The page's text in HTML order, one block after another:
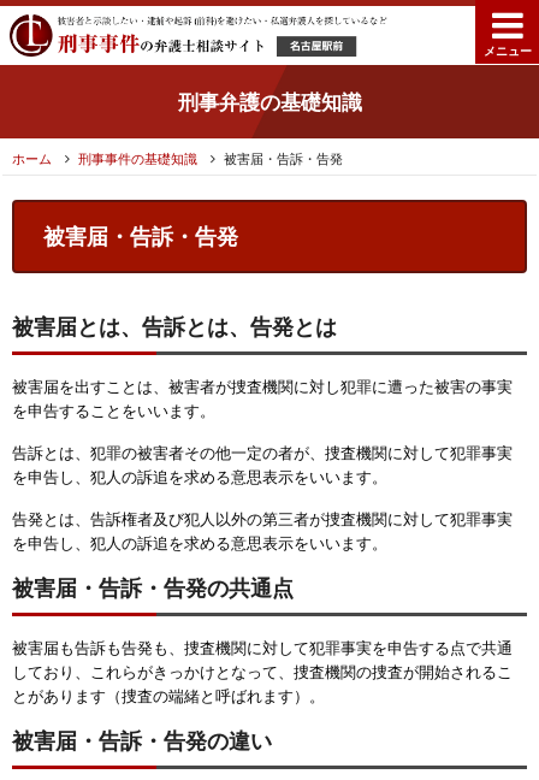
メニュー
刑事弁護の基礎知識
ホーム 刑事事件の基礎知識 被害届・告訴・告発
被害届・告訴・告発
被害届とは、告訴とは、告発とは
被害届を出すことは、被害者が捜査機関に対し犯罪に遭った被害の事実
を申告することをいいます。
告訴とは、犯罪の被害者その他一定の者が、捜査機関に対して犯罪事実
を申告し、犯人の訴追を求める意思表示をいいます。
告発とは、告訴権者及び犯人以外の第三者が捜査機関に対して犯罪事実
を申告し、犯人の訴追を求める意思表示をいいます。
被害届・告訴・告発の共通点
被害届も告訴も告発も、捜査機関に対して犯罪事実を申告する点で共通
しており、これらがきっかけとなって、捜査機関の捜査が開始されるこ
とがあります（捜査の端緒と呼ばれます）。
被害届・告訴・告発の違い